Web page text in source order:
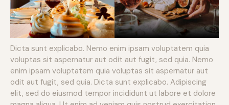
Dicta sunt explicabo. Nemo enim ipsam voluptatem quia
voluptas sit aspernatur aut odit aut fugit, sed quia. Nemo
enim ipsam voluptatem quia voluptas sit aspernatur aut
odit aut fugit, sed quia. Dicta sunt explicabo. Adipiscing
elit, sed do eiusmod tempor incididunt ut labore et dolore